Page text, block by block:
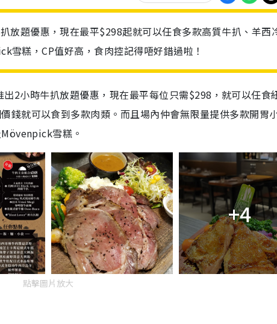
放題優惠，現在最平$298起就可以任食多款高質牛扒、羊西
雪糕，CP值好高，食肉控記得唔好錯過啦！
2小時牛扒放題優惠，現在最平每位只需$298，就可以任食
錢就可以食到多款肉類。而且場內仲會無限量提供多款開胃
雪糕。
+4
點擊圖片放大